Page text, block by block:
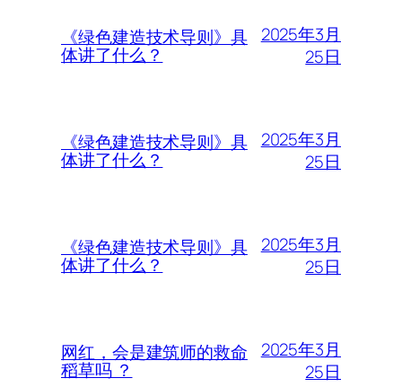
《绿色建造技术导则》具
体讲了什么？
2025年3月
25日
《绿色建造技术导则》具
体讲了什么？
2025年3月
25日
《绿色建造技术导则》具
体讲了什么？
2025年3月
25日
网红，会是建筑师的救命
稻草吗 ？
2025年3月
25日